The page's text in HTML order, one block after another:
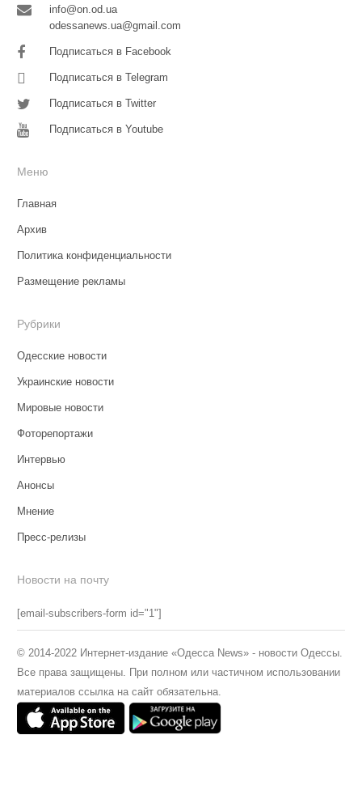
info@on.od.ua
odessanews.ua@gmail.com
Подписаться в Facebook
Подписаться в Telegram
Подписаться в Twitter
Подписаться в Youtube
Меню
Главная
Архив
Политика конфиденциальности
Размещение рекламы
Рубрики
Одесские новости
Украинские новости
Мировые новости
Фоторепортажи
Интервью
Анонсы
Мнение
Пресс-релизы
Новости на почту
[email-subscribers-form id="1"]
© 2014-2022 Интернет-издание «Одесса News» - новости Одессы.
Все права защищены. При полном или частичном использовании
материалов ссылка на сайт обязательна.